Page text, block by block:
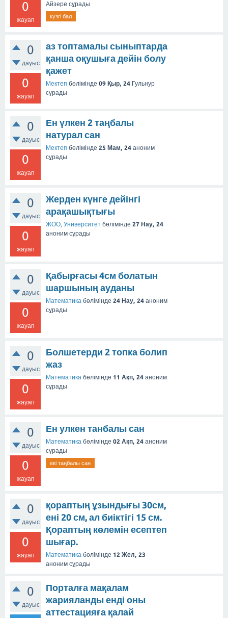
0
жауап
Айзере сұрады
күзгі бал
0
дауыс
0
жауап
аз топтамалы сыныптарда
қанша оқушыға дейін болу
қажет
Мектеп бөлімінде 09 Қыр, 24 Гульнур
сұрады
0
дауыс
0
жауап
Ен үлкен 2 таңбалы
натурал сан
Мектеп бөлімінде 25 Мам, 24 аноним
сұрады
0
дауыс
0
жауап
Жерден күнге дейінгі
арақашықтығы
ЖОО, Университет бөлімінде 27 Нау, 24
аноним сұрады
0
дауыс
0
жауап
Қабырғасы 4см болатын
шаршының ауданы
Математика бөлімінде 24 Нау, 24 аноним
сұрады
0
дауыс
0
жауап
Болшетерди 2 топка болип
жаз
Математика бөлімінде 11 Ақп, 24 аноним
сұрады
0
дауыс
0
жауап
Ен улкен танбалы сан
Математика бөлімінде 02 Ақп, 24 аноним
сұрады
екі таңбалы сан
0
дауыс
0
жауап
қораптың ұзындығы 30см,
ені 20 см, ал биіктігі 15 см.
Қораптың көлемін есептеп
шығар.
Математика бөлімінде 12 Жел, 23
аноним сұрады
0
дауыс
Порталға мақалам
жарияланды енді оны
аттестацияға қалай